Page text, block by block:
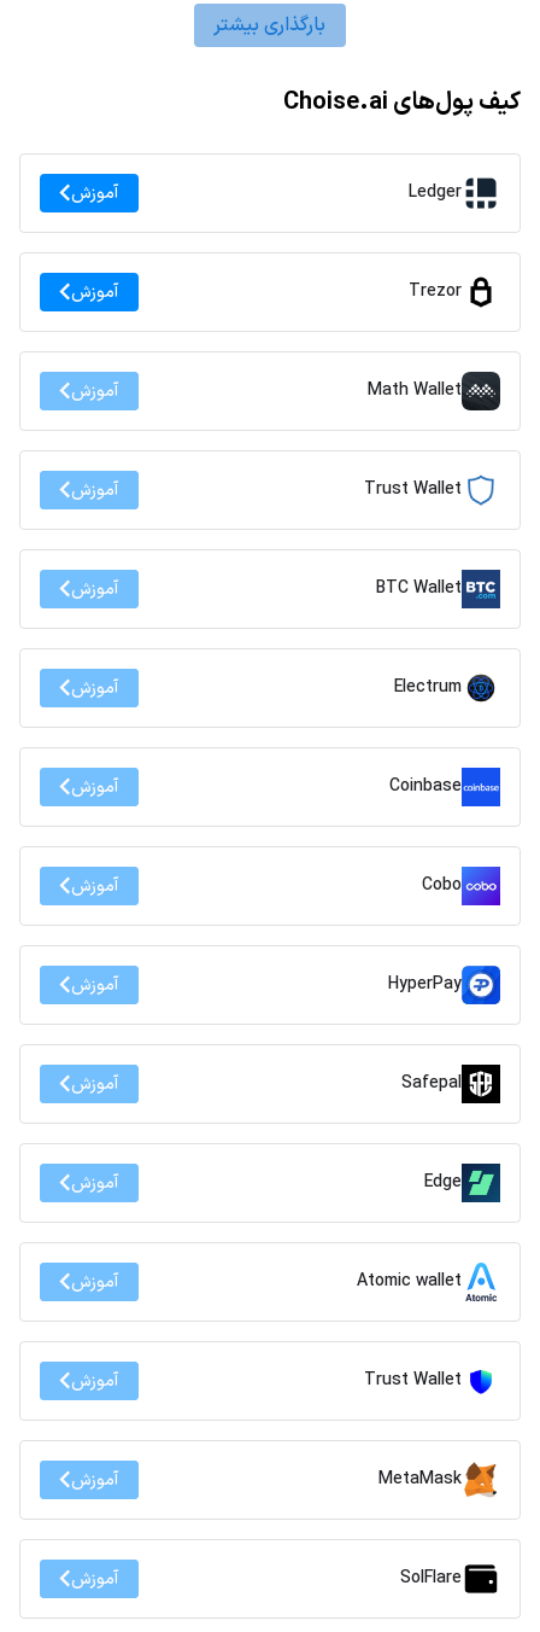
بارگذاری بیشتر
کیف پول‌های Choise.ai
Ledger آموزش
Trezor آموزش
Math Wallet آموزش
Trust Wallet آموزش
BTC Wallet آموزش
Electrum آموزش
Coinbase آموزش
Cobo آموزش
HyperPay آموزش
Safepal آموزش
Edge آموزش
Atomic wallet آموزش
Trust Wallet آموزش
MetaMask آموزش
SolFlare آموزش